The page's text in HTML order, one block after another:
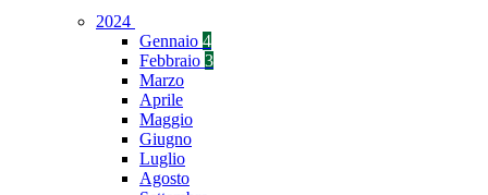
2024
Gennaio 4
Febbraio 3
Marzo
Aprile
Maggio
Giugno
Luglio
Agosto